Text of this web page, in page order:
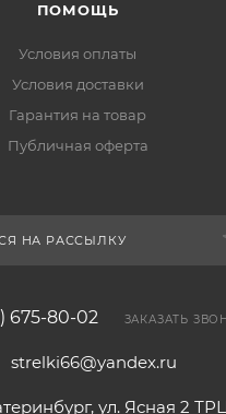
ПОМОЩЬ
Условия оплаты
Условия доставки
Гарантия на товар
Публичная оферта
НА РАССЫЛКУ
675-80-02 ЗАКАЗАТЬ
strelki66@yandex.ru
ул. Ясная 2